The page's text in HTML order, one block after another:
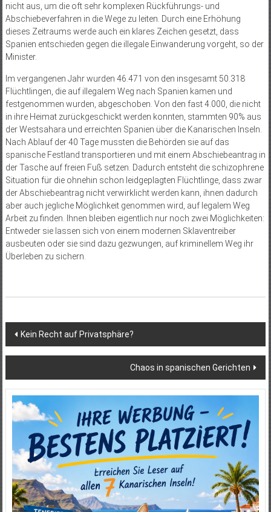
nicht aus, um die oft sehr komplexen Rückfüh­rungs- und
Abschiebeverfahren in die Wege zu leiten. Durch eine Erhöhung
dieses Zeitraums werde auch ein klares Zeichen gesetzt, dass
Spanien entschieden gegen die illegale Einwanderung vorgeht, so der
Minister.
Im vergangenen Jahr wurden 46.471 von den insgesamt 50.318
Flüchtlingen, die auf illegalem Weg nach Spanien kamen und
festgenommen wurden, abgeschoben. Von den fast 4.000, die nicht
in ihre Heimat zurückgeschickt werden konnten, stammten 90% aus
der Westsahara und erreichten Spanien über die Kanarischen Inseln.
Nach Ablauf der 40 Tage mussten die Be­hörden sie auf das
spanische Festland transportieren und mit einem Abschiebeantrag in
der Tasche auf freien Fuß setzen. Dadurch entsteht die schizophrene
Situation für die ohnehin schon leidgeplagten Flüchtlinge, dass zwar
der Abschiebeantrag nicht verwirklicht werden kann, ihnen dadurch
aber auch jegliche Möglichkeit genommen wird, auf legalem Weg
Arbeit zu finden. Ihnen bleiben eigentlich nur noch zwei Möglichkeiten:
Entweder sie lassen sich von einem modernen Sklaventreiber
ausbeuten oder sie sind dazu gezwungen, auf kriminellem Weg ihr
Überleben zu sichern.
Beitragsnavigation
Kein Recht auf Privatsphäre?
Chaos in spanischen Gerichten